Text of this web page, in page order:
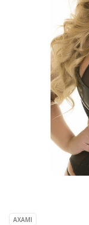
AXAMI